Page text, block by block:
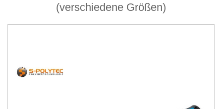
(verschiedene Größen)